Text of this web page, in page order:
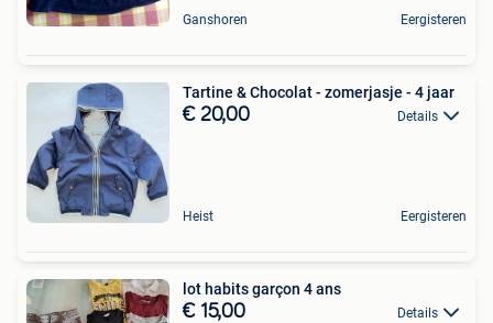
Ganshoren Eergisteren
Tartine & Chocolat - zomerjasje - 4 jaar
€ 20,00 Details
Heist Eergisteren
lot habits garçon 4 ans
€ 15,00 Details